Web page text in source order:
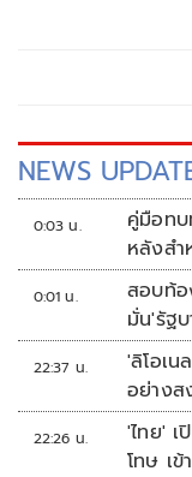
NEWS
0:03 น.
คู่มือทบ
หลังสำ
0:01 น.
สอบท้อ
มั่น'รัฐ
22:37 น.
'ลิโอเ
อย่างส
22:26 น.
'ไทย' เ
โทษ เ